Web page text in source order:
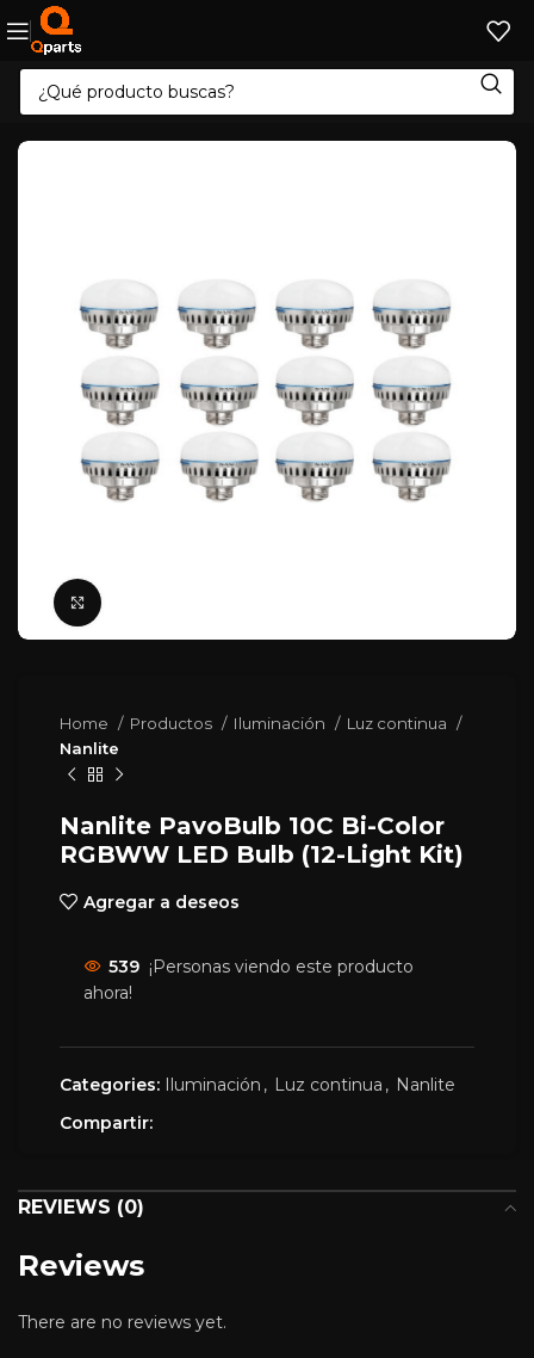
Home Productos Iluminación
Luz continua
Nanlite
Nanlite PavoBulb 10C Bi-Color
RGBWW LED Bulb (12-Light Kit)
Agregar a deseos
539 ¡Personas viendo este producto
ahora!
Categories: Iluminación , Luz continua , Nanlite
Compartir:
REVIEWS (0)
Reviews
There are no reviews yet.